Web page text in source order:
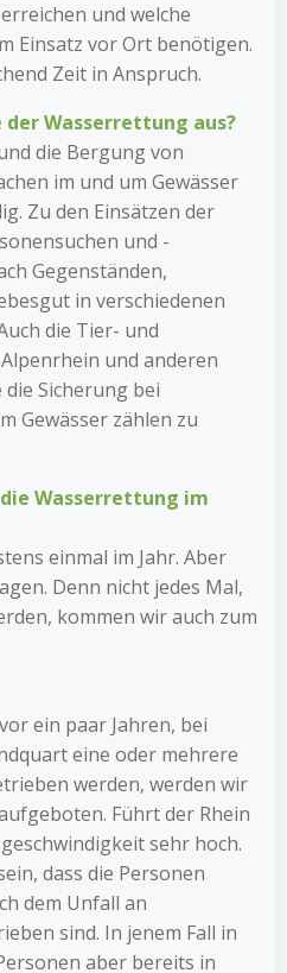
und welche
Einsatz vor Ort benötigen.
Zeit in Anspruch.
der Wasserrettung aus?
die Bergung von
im und um Gewässer
Zu den Einsätzen der
und -
Gegenständen,
in verschiedenen
die Tier- und
und anderen
Sicherung bei
Gewässer zählen zu
Wasserrettung im
einmal im Jahr. Aber
Denn nicht jedes Mal,
kommen wir auch zum
ein paar Jahren, bei
eine oder mehrere
werden, werden wir
Führt der Rhein
sehr hoch.
dass die Personen
dem Unfall an
sind. In jenem Fall in
aber bereits in